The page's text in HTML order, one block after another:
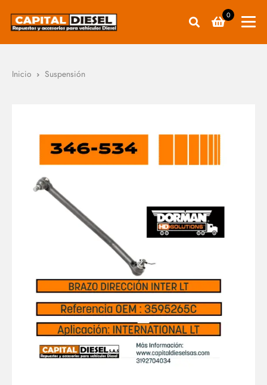
0
Inicio Suspensión